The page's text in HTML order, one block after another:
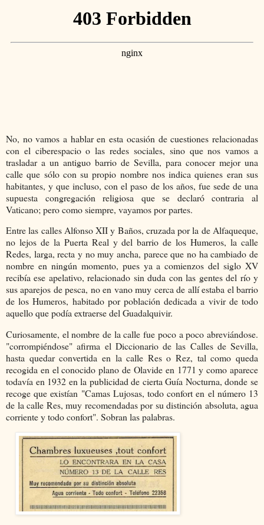
No, no vamos a hablar en esta ocasión de cuestiones relacionadas
con el ciberespacio o las redes sociales, sino que nos vamos a
trasladar a un antiguo barrio de Sevilla, para conocer mejor una
calle que sólo con su propio nombre nos indica quienes eran sus
habitantes, y que incluso, con el paso de los años, fue sede de una
supuesta congregación religiosa que se declaró contraria al
Vaticano; pero como siempre, vayamos por partes.
Entre las calles Alfonso XII y Baños, cruzada por la de Alfaqueque,
no lejos de la Puerta Real y del barrio de los Humeros, la calle
Redes, larga, recta y no muy ancha, parece que no ha cambiado de
nombre en ningún momento, pues ya a comienzos del siglo XV
recibía ese apelativo, relacionado sin duda con las gentes del río y
sus aparejos de pesca, no en vano muy cerca de allí estaba el barrio
de los Humeros, habitado por población dedicada a vivir de todo
aquello que podía extraerse del Guadalquivir.
Curiosamente, el nombre de la calle fue poco a poco abreviándose.
"corrompiéndose" afirma el Diccionario de las Calles de Sevilla,
hasta quedar convertida en la calle Res o Rez, tal como queda
recogida en el conocido plano de Olavide en 1771 y como aparece
todavía en 1932 en la publicidad de cierta Guía Nocturna, donde se
recoge que existían "Camas Lujosas, todo confort en el número 13
de la calle Res, muy recomendadas por su distinción absoluta, agua
corriente y todo confort". Sobran las palabras.